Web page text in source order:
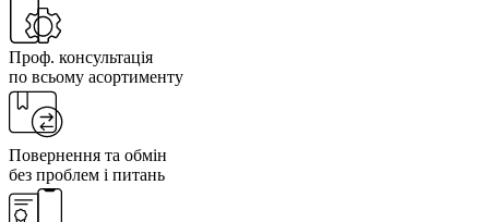
Проф. консультація
по всьому асортименту
Повернення та обмін
без проблем і питань